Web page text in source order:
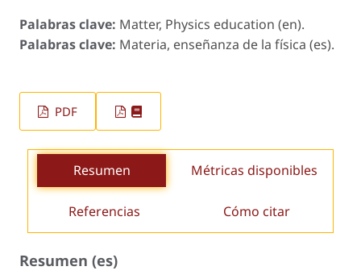
Palabras clave: Matter, Physics education (en).
Palabras clave: Materia, enseñanza de la física (es).
PDF
Resumen Métricas disponibles
Referencias Cómo citar
Resumen (es)